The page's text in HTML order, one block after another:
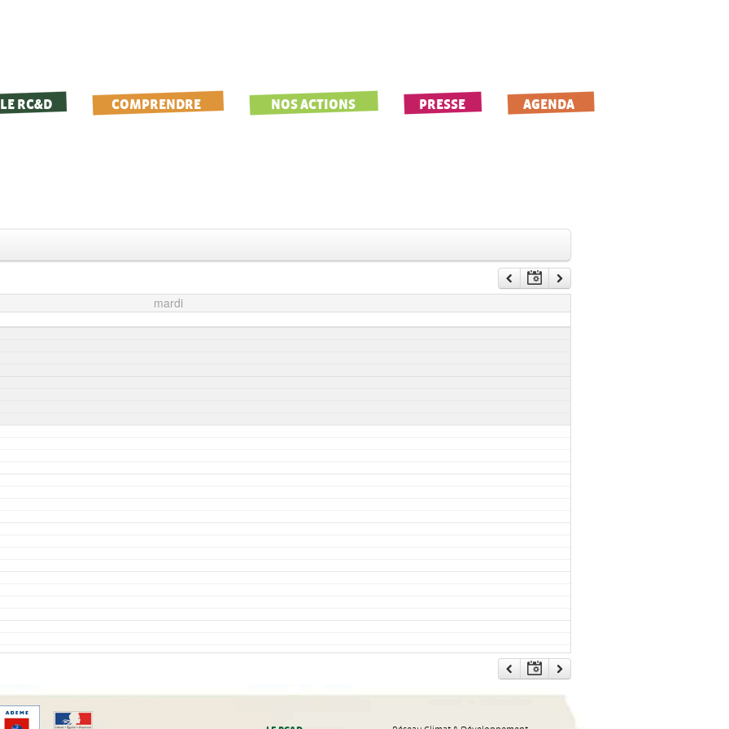
LE RC&D COMPRENDRE NOS ACTIONS PRESSE AGENDA
mardi